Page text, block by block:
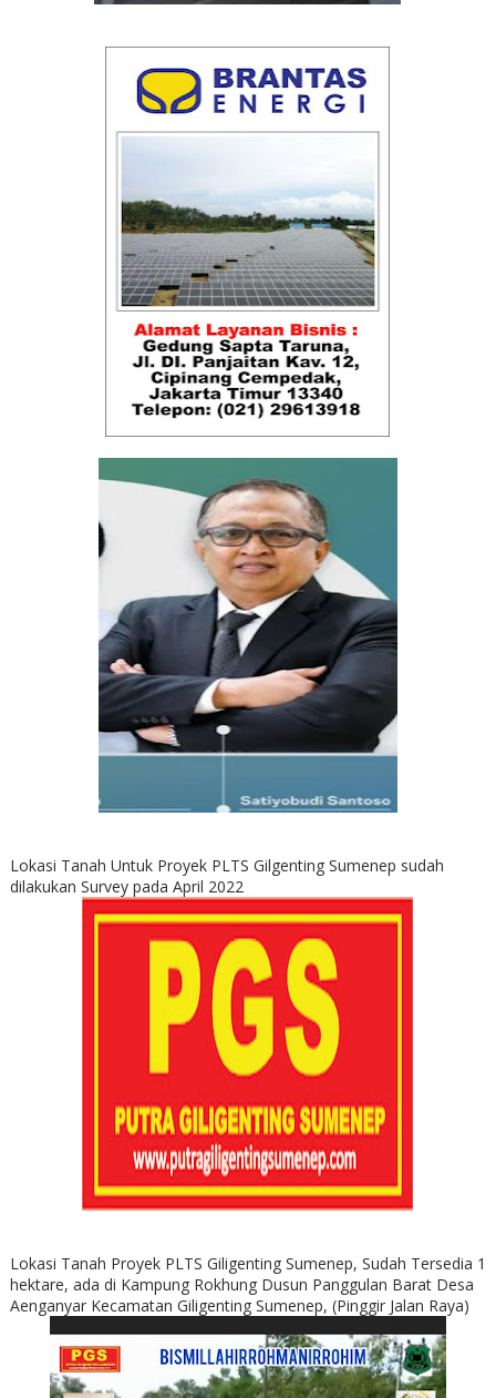
Lokasi Tanah Untuk Proyek PLTS Gilgenting Sumenep sudah
dilakukan Survey pada April 2022
Lokasi Tanah Proyek PLTS Giligenting Sumenep, Sudah Tersedia 1
hektare, ada di Kampung Rokhung Dusun Panggulan Barat Desa
Aenganyar Kecamatan Giligenting Sumenep, (Pinggir Jalan Raya)